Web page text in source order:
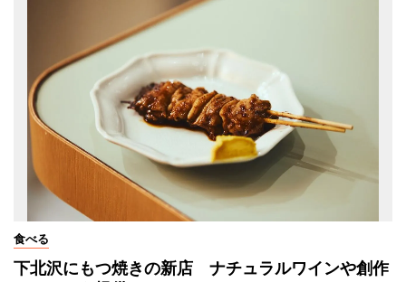
食べる
下北沢にもつ焼きの新店 ナチュラルワインや創作